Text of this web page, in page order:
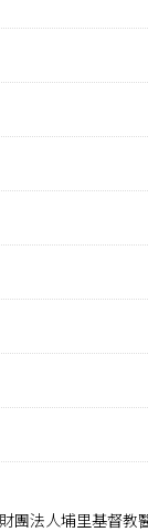
團法人埔里基督教